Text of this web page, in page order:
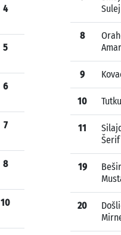
4
5
6
7
8
10
8
Amar
9
10
11
Šerif
19
Bešir
20